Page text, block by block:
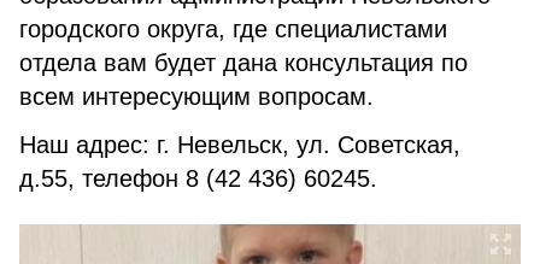
городского округа, где специалистами
отдела вам будет дана консультация по
всем интересующим вопросам.
Наш адрес: г. Невельск, ул. Советская,
д.55, телефон 8 (42 436) 60245.